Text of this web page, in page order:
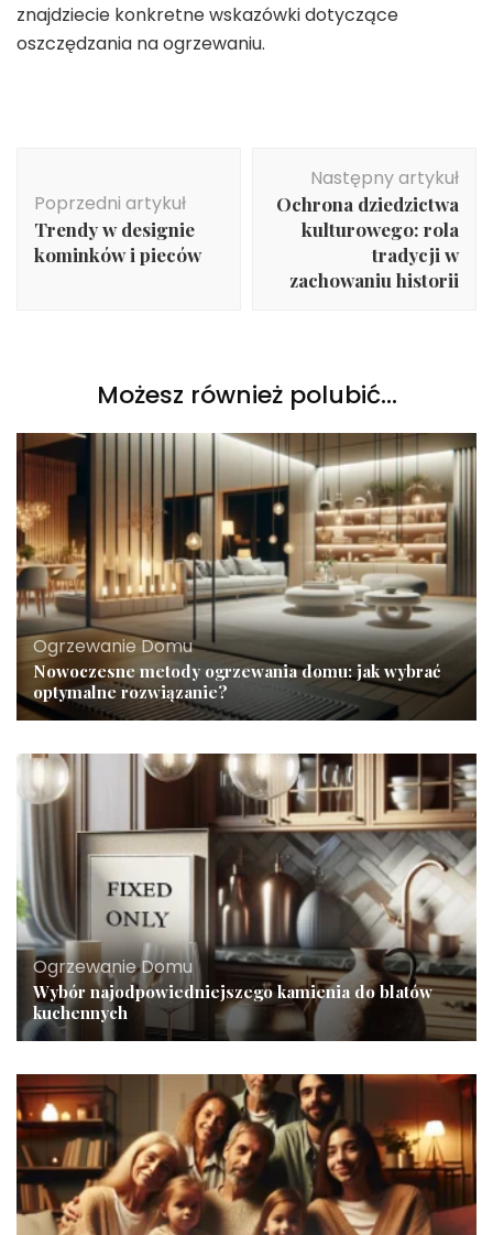
znajdziecie konkretne wskazówki dotyczące
oszczędzania na ogrzewaniu.
wpisu
Poprzedni artykuł
Trendy w designie
kominków i pieców
Następny artykuł
Ochrona dziedzictwa
kulturowego: rola
tradycji w
zachowaniu historii
Możesz również polubić…
Ogrzewanie Domu
Nowoczesne metody ogrzewania domu: jak wybrać
optymalne rozwiązanie?
Ogrzewanie Domu
Wybór najodpowiedniejszego kamienia do blatów
kuchennych